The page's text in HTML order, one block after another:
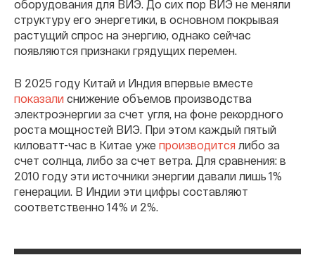
оборудования для ВИЭ. До сих пор ВИЭ не меняли
структуру его энергетики, в основном покрывая
растущий спрос на энергию, однако сейчас
появляются признаки грядущих перемен.
В 2025 году Китай и Индия впервые вместе
показали снижение объемов производства
электроэнергии за счет угля, на фоне рекордного
роста мощностей ВИЭ. При этом каждый пятый
киловатт-час в Китае уже производится либо за
счет солнца, либо за счет ветра. Для сравнения: в
2010 году эти источники энергии давали лишь 1%
генерации. В Индии эти цифры составляют
соответственно 14% и 2%.